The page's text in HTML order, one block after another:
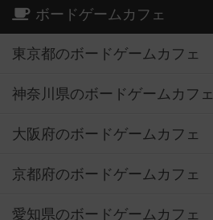
ボードゲームカフェ
東京都のボードゲームカフェ
神奈川県のボードゲームカフェ
大阪府のボードゲームカフェ
京都府のボードゲームカフェ
愛知県のボードゲームカフェ